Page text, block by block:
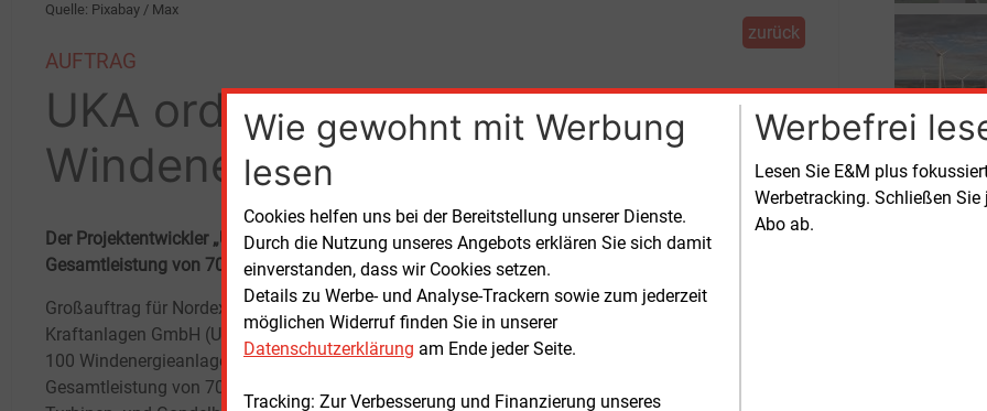
Wie gewohnt mit Werbung
lesen
Cookies helfen uns bei der Bereitstellung unserer Dienste.
Durch die Nutzung unseres Angebots erklären Sie sich damit
einverstanden, dass wir Cookies setzen.
Details zu Werbe- und Analyse-Trackern sowie zum jederzeit
möglichen Widerruf finden Sie in unserer
Datenschutzerklärung am Ende jeder Seite.
Tracking: Zur Verbesserung und Finanzierung unseres
Werbefrei
Lesen Sie E&M plus
Werbetracking. Schließen
Abo ab.
Quelle: Pixabay / Max
zurück
AUFTRAG
UKA ordert 100
Windenenergieanlagen
Der Projektentwickler „Umweltgerechte Kraftanlagen“ erwirbt von Nordex Windturbinen mit einer
Gesamtleistung von 700 MW.
Großauftrag für Nordex: Die „Umweltgerechte
Kraftanlagen GmbH (UKA)“ hat
100 Windenergieanlagen mit einer
Gesamtleistung von 700
Errichtung von 1 Gigawatt
Windenergieleistung in einem einzigen
Kalenderjahr – und diese Aufträge sind